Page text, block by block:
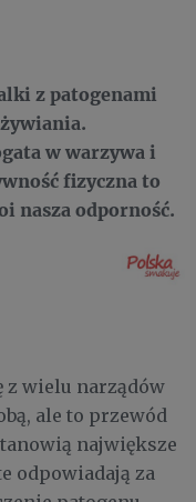
z patogenami
w warzywa i
fizyczna to
nasza odporność.
z wielu narządów
ale to przewód
największe
odpowiadają za